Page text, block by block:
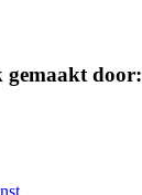
gemaakt door: